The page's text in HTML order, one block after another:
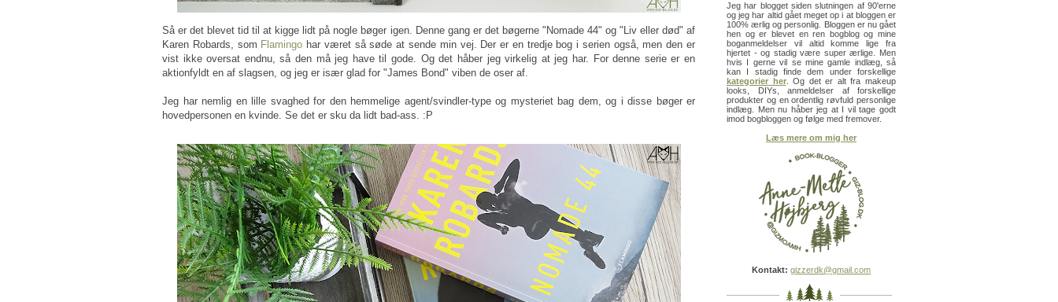
Så er det blevet tid til at kigge lidt på nogle bøger igen. Denne gang er det bøgerne "Nomade 44" og "Liv eller død" af
Karen Robards, som Flamingo har været så søde at sende min vej. Der er en tredje bog i serien også, men den er
vist ikke oversat endnu, så den må jeg have til gode. Og det håber jeg virkelig at jeg har. For denne serie er en
aktionfyldt en af slagsen, og jeg er især glad for "James Bond" viben de oser af.
Jeg har nemlig en lille svaghed for den hemmelige agent/svindler-type og mysteriet bag dem, og i disse bøger er
hovedpersonen en kvinde. Se det er sku da lidt bad-ass. :P
Jeg har blogget siden slutningen af 90'erne
og jeg har altid gået meget op i at bloggen er
100% ærlig og personlig. Bloggen er nu gået
hen og er blevet en ren bogblog og mine
boganmeldelser vil altid komme lige fra
hjertet - og stadig være super ærlige. Men
hvis I gerne vil se mine gamle indlæg, så
kan I stadig finde dem under forskellige
kategorier her. Og det er alt fra makeup
looks, DIYs, anmeldelser af forskellige
produkter og en ordentlig røvfuld personlige
indlæg. Men nu håber jeg at I vil tage godt
imod bogbloggen og følge med fremover.
Læs mere om mig her
Kontakt: gizzerdk@gmail.com